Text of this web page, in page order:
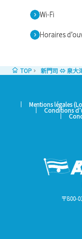
Wi-Fi
Horaires
TOP 新門司 ⇔ 泉大
Mentions légales
Conditions
〒800-